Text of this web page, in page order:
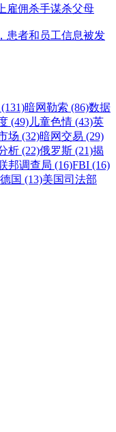
雇佣杀手谋杀父母
患者和员工信息被发
暗网勒索 (86)数据
(49) 儿童色情 (43)英
场 (32)暗网交易 (29)
析 (22)俄罗斯 (21)揭
邦调查局 (16)FBI (16)
德国 (13)美国司法部